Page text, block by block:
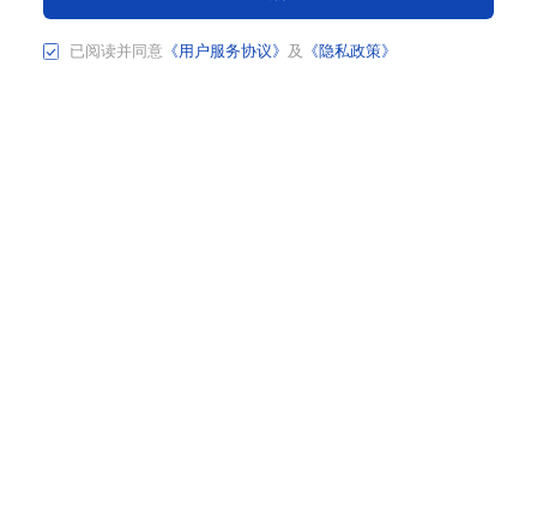
已阅读并同意 《用户服务协议》 及 《隐私政策》